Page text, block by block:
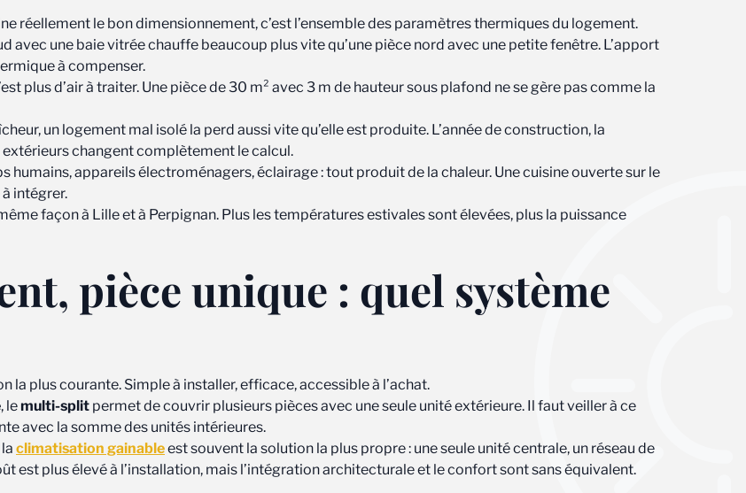
réellement le bon dimensionnement, c’est l’ensemble des paramètres thermiques du logement.
avec une baie vitrée chauffe beaucoup plus vite qu’une pièce nord avec une petite fenêtre. L’apport
à compenser.
plus d’air à traiter. Une pièce de 30 m² avec 3 m de hauteur sous plafond ne se gère pas comme la
un logement mal isolé la perd aussi vite qu’elle est produite. L’année de construction, la
changent complètement le calcul.
humains, appareils électroménagers, éclairage : tout produit de la chaleur. Une cuisine ouverte sur le
intégrer.
façon à Lille et à Perpignan. Plus les températures estivales sont élevées, plus la puissance
pièce unique : quel système
la plus courante. Simple à installer, efficace, accessible à l’achat.
, lemulti-split permet de couvrir plusieurs pièces avec une seule unité extérieure. Il faut veiller à ce
avec la somme des unités intérieures.
climatisation gainableest souvent la solution la plus propre : une seule unité centrale, un réseau de
est plus élevé à l’installation, mais l’intégration architecturale et le confort sont sans équivalent.